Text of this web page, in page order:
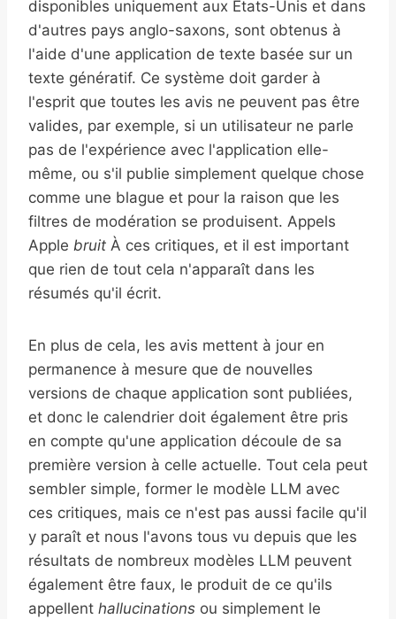
disponibles uniquement aux États-Unis et dans
d'autres pays anglo-saxons, sont obtenus à
l'aide d'une application de texte basée sur un
texte génératif. Ce système doit garder à
l'esprit que toutes les avis ne peuvent pas être
valides, par exemple, si un utilisateur ne parle
pas de l'expérience avec l'application elle-
même, ou s'il publie simplement quelque chose
comme une blague et pour la raison que les
filtres de modération se produisent. Appels
Apple bruit À ces critiques, et il est important
que rien de tout cela n'apparaît dans les
résumés qu'il écrit.
En plus de cela, les avis mettent à jour en
permanence à mesure que de nouvelles
versions de chaque application sont publiées,
et donc le calendrier doit également être pris
en compte qu'une application découle de sa
première version à celle actuelle. Tout cela peut
sembler simple, former le modèle LLM avec
ces critiques, mais ce n'est pas aussi facile qu'il
y paraît et nous l'avons tous vu depuis que les
résultats de nombreux modèles LLM peuvent
également être faux, le produit de ce qu'ils
appellent hallucinations ou simplement le